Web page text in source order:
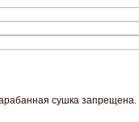
сушка запрещена.